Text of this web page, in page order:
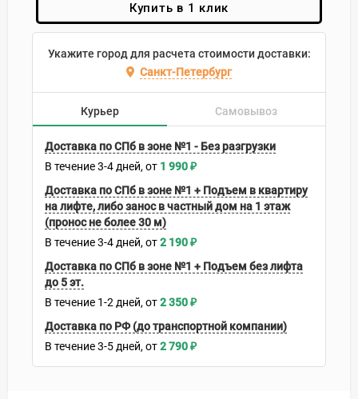
Купить в 1 клик
Укажите город для расчета стоимости доставки:
Санкт-Петербург
Курьер Самовывоз
Доставка по СПб в зоне №1 - Без разгрузки
В течение3-4 дней 1 990₽
Доставка по СПб в зоне №1 + Подъем в квартиру
на лифте, либо занос в частный дом на 1 этаж
(пронос не более 30 м)
В течение3-4 дней 2 190₽
Доставка по СПб в зоне №1 + Подъем без лифта
до 5 эт.
В течение 1-2 дней 2 350₽
Доставка по РФ (до транспортной компании)
В течение3-5 дней 2 790₽